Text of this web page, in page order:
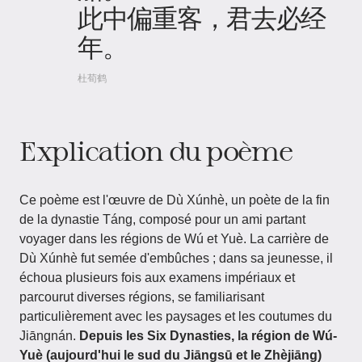
此中偏重客，君去必经
年。
杜荀鹤
Explication du poème
Ce poème est l'œuvre de Dù Xúnhè, un poète de la fin
de la dynastie Táng, composé pour un ami partant
voyager dans les régions de Wú et Yuè. La carrière de
Dù Xúnhè fut semée d'embûches ; dans sa jeunesse, il
échoua plusieurs fois aux examens impériaux et
parcourut diverses régions, se familiarisant
particulièrement avec les paysages et les coutumes du
Jiāngnán. Depuis les Six Dynasties, la région de Wú-
Yuè (aujourd'hui le sud du Jiāngsū et le Zhèjiāng)